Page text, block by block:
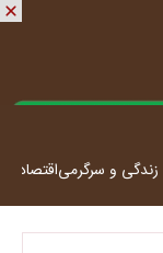
زندگی و سرگرمیاقتصاد